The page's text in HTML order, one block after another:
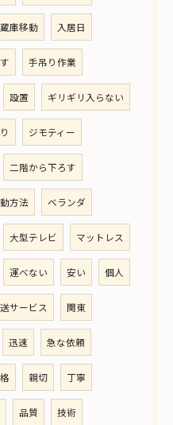
庫移動 入居日
手吊り作業
設置 ギリギリ入らない
ジモティー
二階から下ろす
方法 ベランダ
大型テレビ マットレス
運べない 安い 個人
サービス 関東
迅速 急な依頼
親切 丁寧
品質 技術